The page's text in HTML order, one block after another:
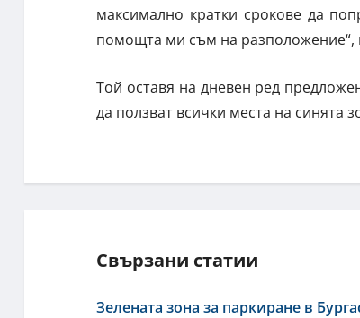
максимално кратки срокове да
помощта ми съм на
Той оставя на дневен ред
да ползват всички места на синята
Свързани статии
Зелената зона за паркиране в